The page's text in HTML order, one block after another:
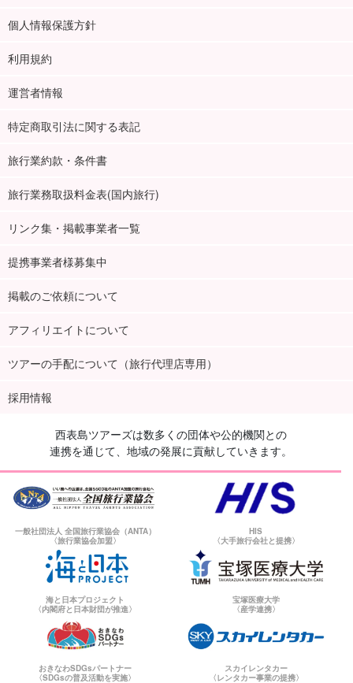
個人情報保護方針
利用規約
運営者情報
特定商取引法に関する表記
旅行業約款・条件書
旅行業務取扱料金表(国内旅行)
リンク集・掲載事業者一覧
提携事業者様募集中
掲載のご依頼について
アフィリエイトについて
ツアーの手配について（旅行代理店専用）
採用情報
西表島ツアーズは数多くの団体や公的機関との
連携を通じて、地域の発展に貢献していきます。
一般社団法人 全国旅行業協会（ANTA）
〈旅行業協会加盟〉
HIS
〈大手旅行会社と提携〉
海と日本プロジェクト
〈内閣府と日本財団が推進〉
宝塚医療大学
〈産学連携〉
おきなわSDGsパートナー
〈SDGsの普及活動を実施〉
スカイレンタカー
〈レンタカー事業の提携〉